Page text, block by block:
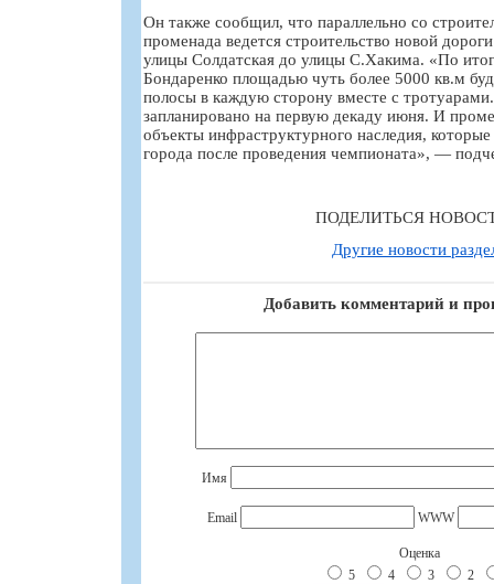
Он также сообщил, что параллельно со
променада ведется строительство новой
улицы Солдатская до улицы С.Хакима. «По
Бондаренко площадью чуть более 5000 кв.м
полосы в каждую сторону вместе с
запланировано на первую декаду июня. И
объекты инфраструктурного наследия,
города после проведения чемпионата», —
ПОДЕЛИТЬСЯ
Другие новости
Добавить комментарий и
Имя
Email WWW
Оценка
5
4 3 2